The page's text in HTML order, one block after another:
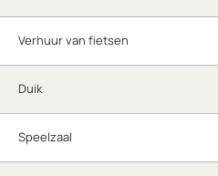
Verhuur van fietsen
Duik
Speelzaal